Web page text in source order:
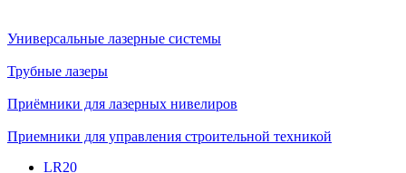
Универсальные лазерные системы
Трубные лазеры
Приёмники для лазерных нивелиров
Приемники для управления строительной техникой
LR20